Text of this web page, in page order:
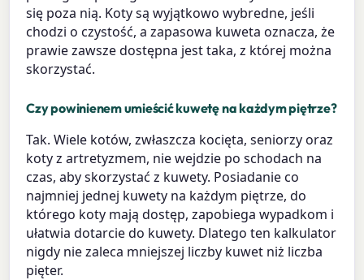
się poza nią. Koty są wyjątkowo wybredne, jeśli
chodzi o czystość, a zapasowa kuweta oznacza, że
prawie zawsze dostępna jest taka, z której można
skorzystać.
Czy powinienem umieścić kuwetę na każdym piętrze?
Tak. Wiele kotów, zwłaszcza kocięta, seniorzy oraz
koty z artretyzmem, nie wejdzie po schodach na
czas, aby skorzystać z kuwety. Posiadanie co
najmniej jednej kuwety na każdym piętrze, do
którego koty mają dostęp, zapobiega wypadkom i
ułatwia dotarcie do kuwety. Dlatego ten kalkulator
nigdy nie zaleca mniejszej liczby kuwet niż liczba
pięter.